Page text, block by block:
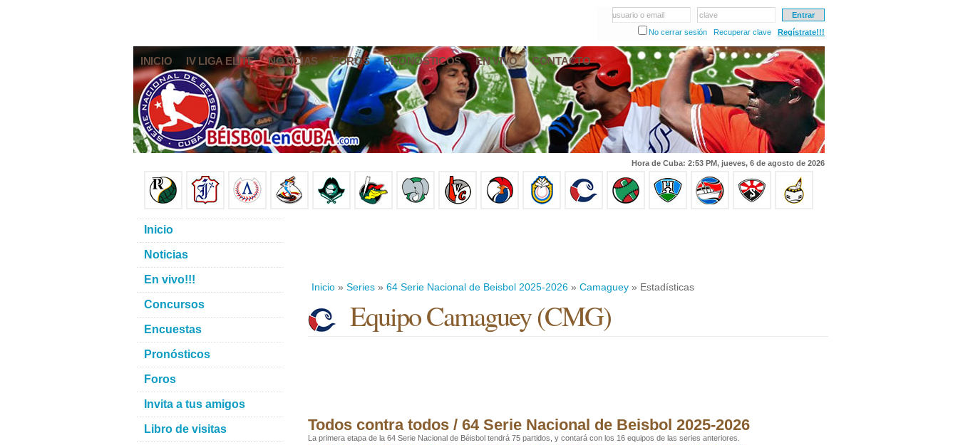
usuario o email
clave
No cerrar sesión
Recuperar clave Regístrate!!!
INICIO IV LIGA ELITE NOTICIAS FOROS PRONÓSTICOS EN VIVO CONTACTO
Hora de Cuba: 2:53 PM, jueves, 6 de agosto de 2026
Inicio » Series » 64 Serie Nacional de Beisbol 2025-2026 » Camaguey » Estadísticas
Equipo Camaguey (CMG)
Todos contra todos / 64 Serie Nacional de Beisbol 2025-2026
La primera etapa de la 64 Serie Nacional de Béisbol tendrá 75 partidos, y contará con los 16 equipos de las series anteriores.
Inicio
Noticias
En vivo!!!
Concursos
Encuestas
Pronósticos
Foros
Invita a tus amigos
Libro de visitas